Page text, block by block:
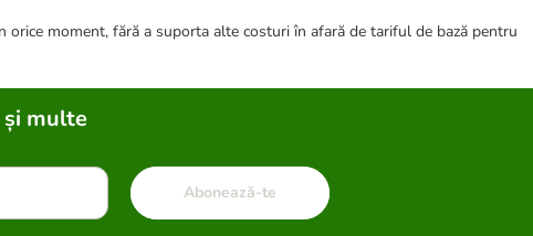
moment, fără a suporta alte costuri în afară de tariful de bază pentru
multe
Abonează-te